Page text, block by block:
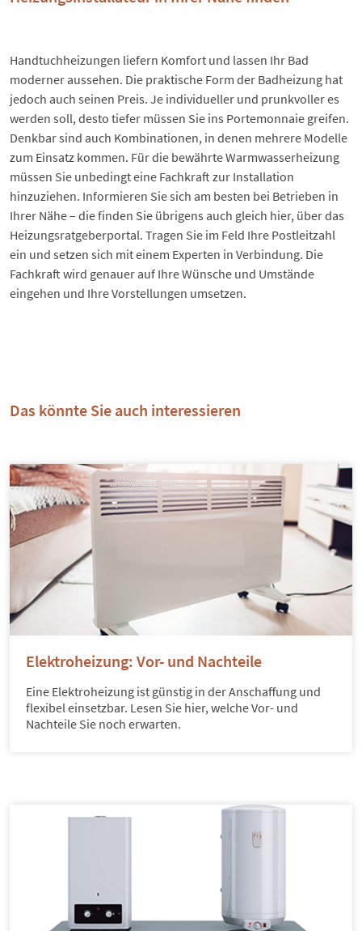
Handtuchheizungen liefern Komfort und lassen Ihr Bad
moderner aussehen. Die praktische Form der Badheizung hat
jedoch auch seinen Preis. Je individueller und prunkvoller es
werden soll, desto tiefer müssen Sie ins Portemonnaie greifen.
Denkbar sind auch Kombinationen, in denen mehrere Modelle
zum Einsatz kommen. Für die bewährte Warmwasserheizung
müssen Sie unbedingt eine Fachkraft zur Installation
hinzuziehen. Informieren Sie sich am besten bei Betrieben in
Ihrer Nähe – die finden Sie übrigens auch gleich hier, über das
Heizungsratgeberportal. Tragen Sie im Feld Ihre Postleitzahl
ein und setzen sich mit einem Experten in Verbindung. Die
Fachkraft wird genauer auf Ihre Wünsche und Umstände
eingehen und Ihre Vorstellungen umsetzen.
Das könnte Sie auch interessieren
Elektroheizung: Vor- und Nachteile
Eine Elektroheizung ist günstig in der Anschaffung und
flexibel einsetzbar. Lesen Sie hier, welche Vor- und
Nachteile Sie noch erwarten.